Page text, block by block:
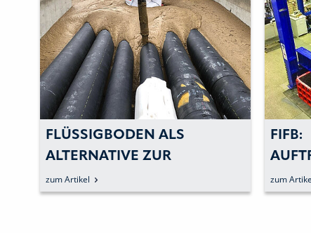
FLÜSSIGBODEN ALS
ALTERNATIVE ZUR
VERFÜLLUNG MIT SAND
zum Artikel
FIFB:
VON
zum